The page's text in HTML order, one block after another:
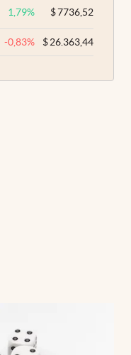
1,79% $7736,52
-0,83% $26.363,44